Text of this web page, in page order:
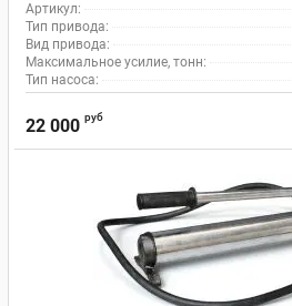
Артикул:
Тип привода:
Вид привода:
Максимальное усилие, тонн:
Тип насоса:
22 000 руб